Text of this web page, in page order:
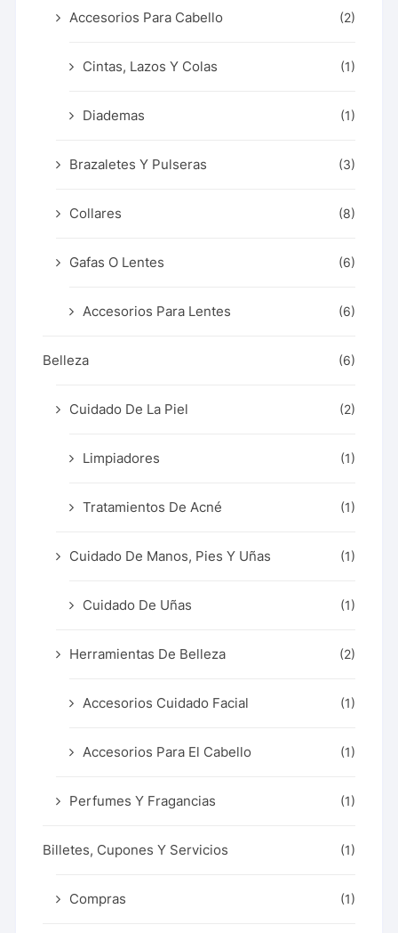
Accesorios Para Cabello (2)
Cintas, Lazos Y Colas (1)
Diademas (1)
Brazaletes Y Pulseras (3)
Collares (8)
Gafas O Lentes (6)
Accesorios Para Lentes (6)
Belleza (6)
Cuidado De La Piel (2)
Limpiadores (1)
Tratamientos De Acné (1)
Cuidado De Manos, Pies Y Uñas (1)
Cuidado De Uñas (1)
Herramientas De Belleza (2)
Accesorios Cuidado Facial (1)
Accesorios Para El Cabello (1)
Perfumes Y Fragancias (1)
Billetes, Cupones Y Servicios (1)
Compras (1)